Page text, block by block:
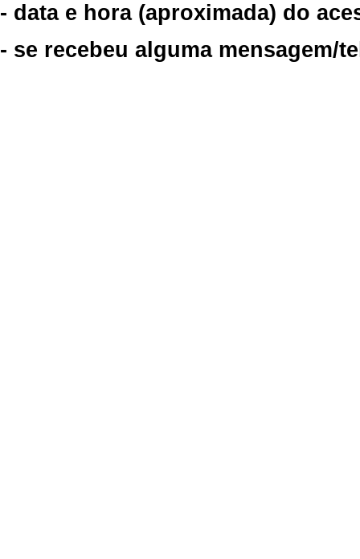
- data e hora (aproximada) do
- se recebeu alguma mensagem/